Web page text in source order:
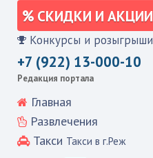
СКИДКИ И АКЦИИ
Конкурсы и розыгрыши
+7 (922) 13-000-10
Редакция портала
Главная
Развлечения
Такси Такси в г.Реж